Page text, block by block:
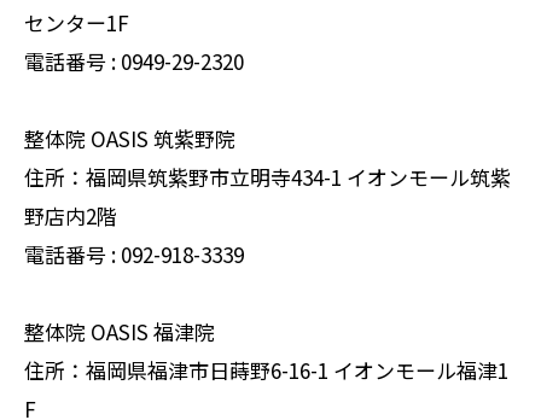
センター1F
電話番号 : 0949-29-2320
整体院 OASIS 筑紫野院
住所：福岡県筑紫野市立明寺434-1 イオンモール筑紫
野店内2階
電話番号 : 092-918-3339
整体院 OASIS 福津院
住所：福岡県福津市日蒔野6-16-1 イオンモール福津1
F